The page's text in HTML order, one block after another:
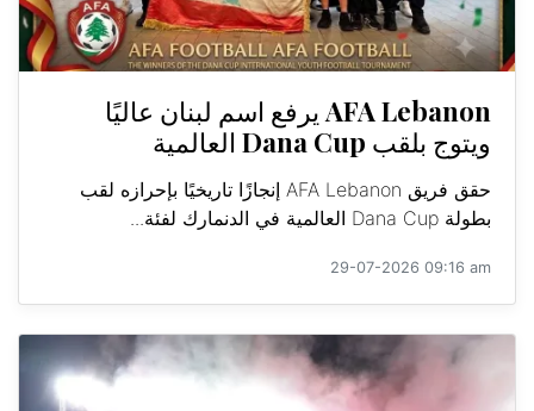
AFA Lebanon يرفع اسم لبنان عاليًا
ويتوج بلقب Dana Cup العالمية
حقق فريق AFA Lebanon إنجازًا تاريخيًا بإحرازه لقب
بطولة Dana Cup العالمية في الدنمارك لفئة...
29-07-2026 09:16 am